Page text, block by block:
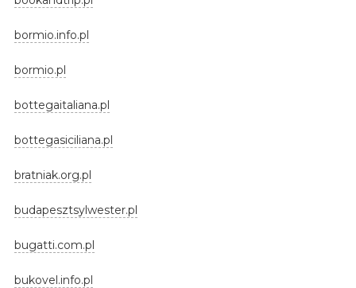
bormio.info.pl
bormio.pl
bottegaitaliana.pl
bottegasiciliana.pl
bratniak.org.pl
budapesztsylwester.pl
bugatti.com.pl
bukovel.info.pl